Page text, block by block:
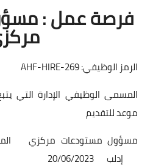
فرصة عمل :
الرمز الوظيفي: AHF-HIRE-269
المسمى الوظيفي الإدارة التي
موعد للتقديم
مسؤول مستودعات مركزي
إدلب
20/06/2023